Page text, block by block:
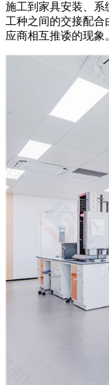
施工到家具安装、系
工种之间的交接配
应商相互推诿的现象